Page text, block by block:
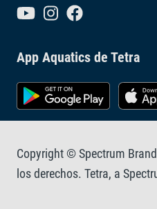
App Aquatics de Tetra
Copyright © Spectrum
los derechos. Tetra, a